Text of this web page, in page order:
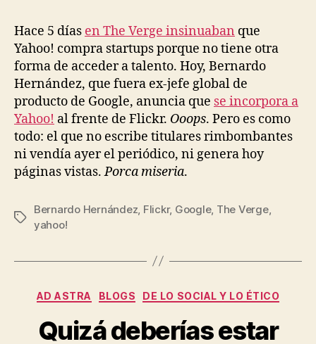
Verge
Hace 5 días en The Verge insinuaban que
Yahoo! compra startups porque no tiene otra
forma de acceder a talento. Hoy, Bernardo
Hernández, que fuera ex-jefe global de
producto de Google, anuncia que se incorpora a
Yahoo! al frente de Flickr. Ooops. Pero es como
todo: el que no escribe titulares rimbombantes
ni vendía ayer el periódico, ni genera hoy
páginas vistas.Porca miseria.
Etiquetas
Bernardo Hernández Flickr, Google, The Verge,
yahoo!
Categorías
AD ASTRA BLOGS DE LO SOCIAL Y LO ÉTICO
Quizá deberías estar